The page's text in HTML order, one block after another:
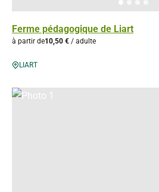
Ferme pédagogique de Liart
à partir de10,50 € / adulte
LIART
Photo 1, © Gérés